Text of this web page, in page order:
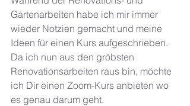
Gartenarbeiten habe ich mir immer
wieder Notzien gemacht und meine
Ideen für einen Kurs aufgeschrieben.
Da ich nun aus den gröbsten
Renovationsarbeiten raus bin, möchte
ich Dir einen Zoom-Kurs anbieten wo
es genau darum geht.